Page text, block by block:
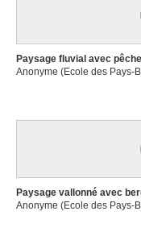
Paysage fluvial avec
Anonyme (Ecole des Pays-
Paysage vallonné avec
Anonyme (Ecole des Pays-